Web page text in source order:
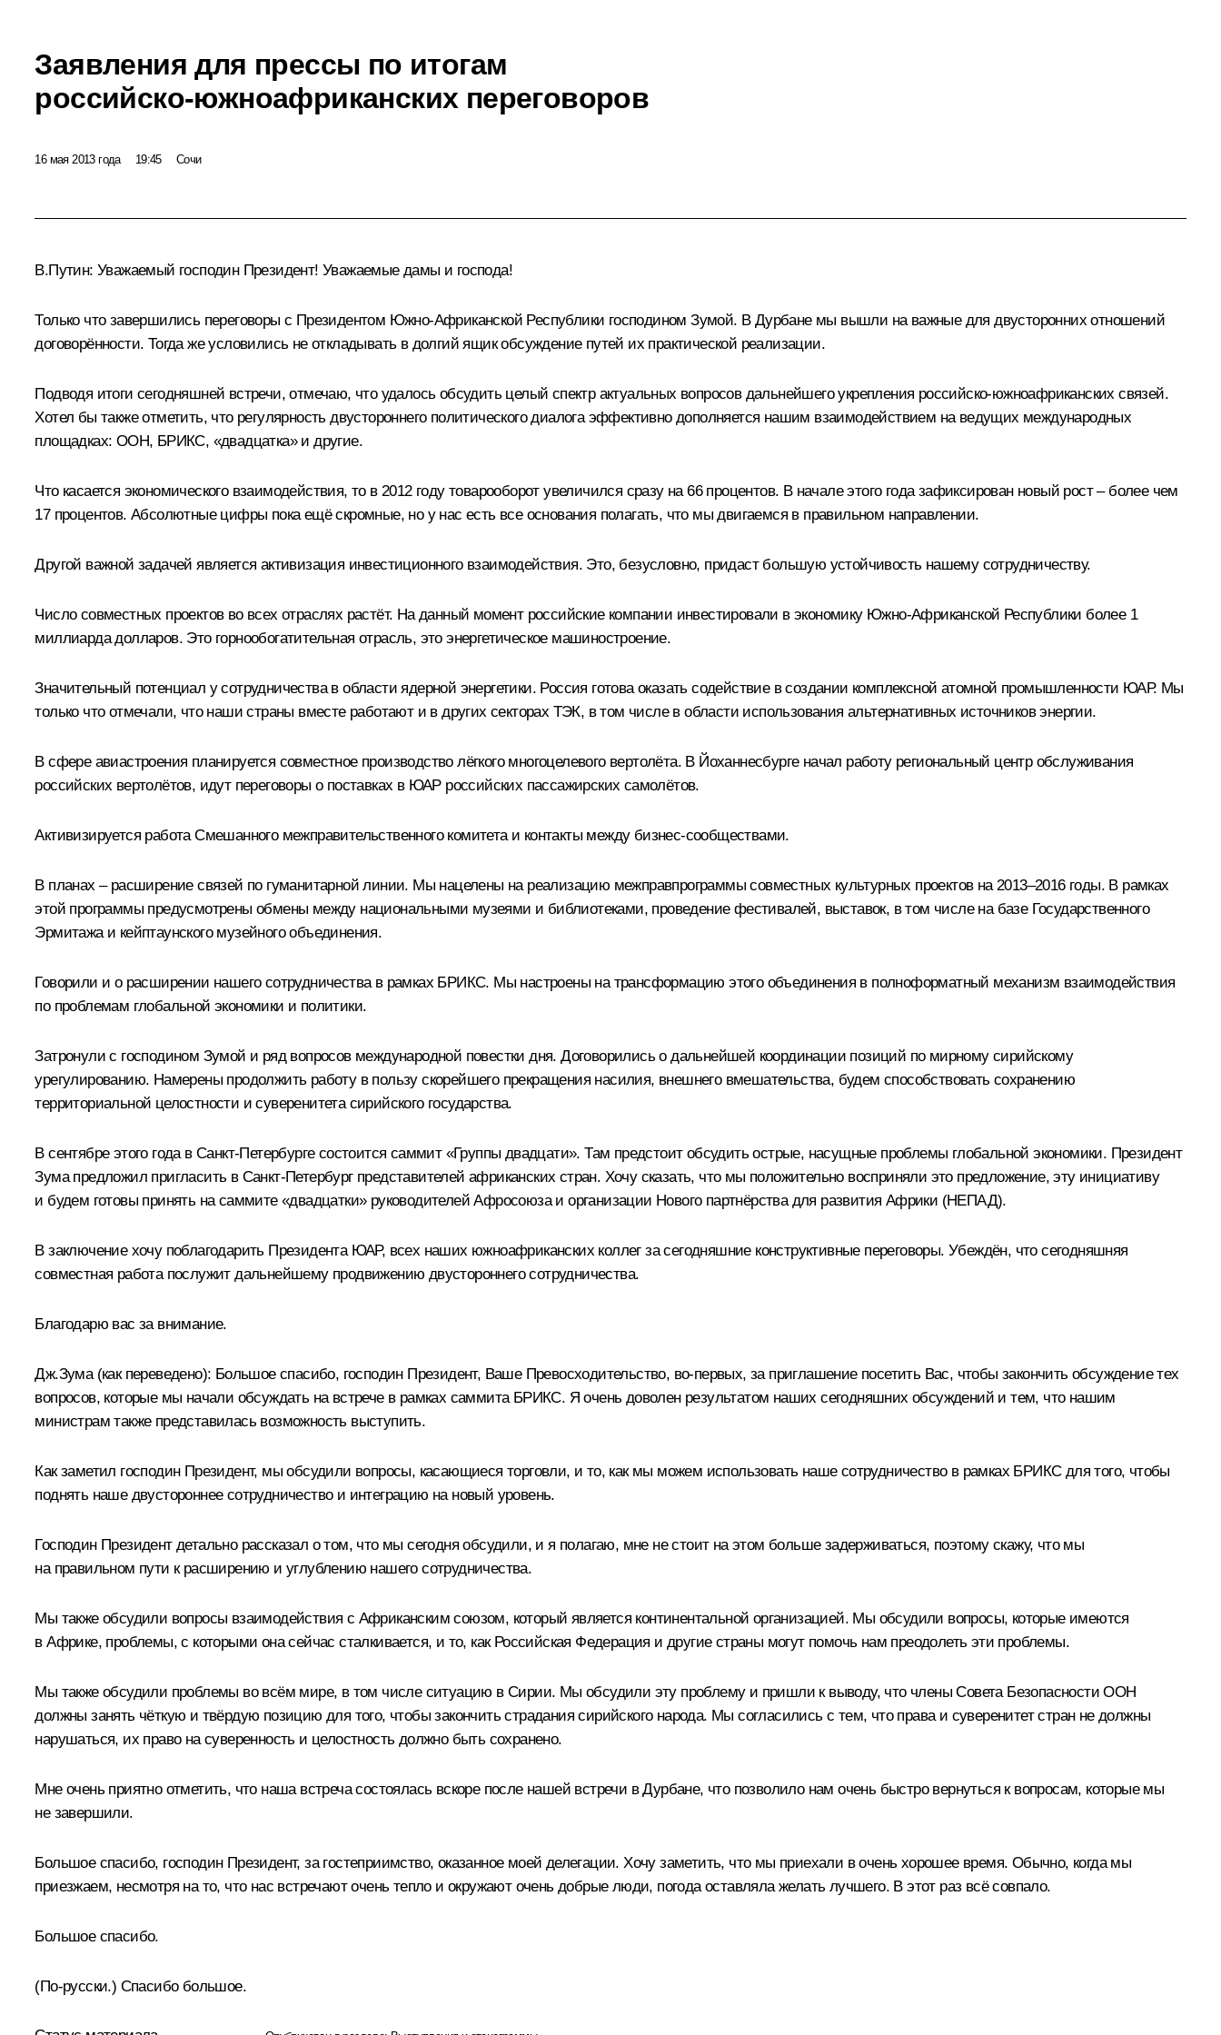
Заявления для прессы по итогам
российско-южноафриканских переговоров
16 мая 2013 года 19:45 Сочи
В.Путин: Уважаемый господин Президент! Уважаемые дамы и господа!
Только что завершились переговоры с Президентом Южно-Африканской Республики господином Зумой. В Дурбане мы вышли на важные для двусторонних отношений
договорённости. Тогда же условились не откладывать в долгий ящик обсуждение путей их практической реализации.
Подводя итоги сегодняшней встречи, отмечаю, что удалось обсудить целый спектр актуальных вопросов дальнейшего укрепления российско-южноафриканских связей.
Хотел бы также отметить, что регулярность двустороннего политического диалога эффективно дополняется нашим взаимодействием на ведущих международных
площадках: ООН, БРИКС, «двадцатка» и другие.
Что касается экономического взаимодействия, то в 2012 году товарооборот увеличился сразу на 66 процентов. В начале этого года зафиксирован новый рост – более чем
17 процентов. Абсолютные цифры пока ещё скромные, но у нас есть все основания полагать, что мы двигаемся в правильном направлении.
Другой важной задачей является активизация инвестиционного взаимодействия. Это, безусловно, придаст большую устойчивость нашему сотрудничеству.
Число совместных проектов во всех отраслях растёт. На данный момент российские компании инвестировали в экономику Южно-Африканской Республики более 1
миллиарда долларов. Это горнообогатительная отрасль, это энергетическое машиностроение.
Значительный потенциал у сотрудничества в области ядерной энергетики. Россия готова оказать содействие в создании комплексной атомной промышленности ЮАР. Мы
только что отмечали, что наши страны вместе работают и в других секторах ТЭК, в том числе в области использования альтернативных источников энергии.
В сфере авиастроения планируется совместное производство лёгкого многоцелевого вертолёта. В Йоханнесбурге начал работу региональный центр обслуживания
российских вертолётов, идут переговоры о поставках в ЮАР российских пассажирских самолётов.
Активизируется работа Смешанного межправительственного комитета и контакты между бизнес-сообществами.
В планах – расширение связей по гуманитарной линии. Мы нацелены на реализацию межправпрограммы совместных культурных проектов на 2013–2016 годы. В рамках
этой программы предусмотрены обмены между национальными музеями и библиотеками, проведение фестивалей, выставок, в том числе на базе Государственного
Эрмитажа и кейптаунского музейного объединения.
Говорили и о расширении нашего сотрудничества в рамках БРИКС. Мы настроены на трансформацию этого объединения в полноформатный механизм взаимодействия
по проблемам глобальной экономики и политики.
Затронули с господином Зумой и ряд вопросов международной повестки дня. Договорились о дальнейшей координации позиций по мирному сирийскому
урегулированию. Намерены продолжить работу в пользу скорейшего прекращения насилия, внешнего вмешательства, будем способствовать сохранению
территориальной целостности и суверенитета сирийского государства.
В сентябре этого года в Санкт-Петербурге состоится саммит «Группы двадцати». Там предстоит обсудить острые, насущные проблемы глобальной экономики. Президент
Зума предложил пригласить в Санкт-Петербург представителей африканских стран. Хочу сказать, что мы положительно восприняли это предложение, эту инициативу
и будем готовы принять на саммите «двадцатки» руководителей Афросоюза и организации Нового партнёрства для развития Африки (НЕПАД).
В заключение хочу поблагодарить Президента ЮАР, всех наших южноафриканских коллег за сегодняшние конструктивные переговоры. Убеждён, что сегодняшняя
совместная работа послужит дальнейшему продвижению двустороннего сотрудничества.
Благодарю вас за внимание.
Дж.Зума (как переведено): Большое спасибо, господин Президент, Ваше Превосходительство, во‑первых, за приглашение посетить Вас, чтобы закончить обсуждение тех
вопросов, которые мы начали обсуждать на встрече в рамках саммита БРИКС. Я очень доволен результатом наших сегодняшних обсуждений и тем, что нашим
министрам также представилась возможность выступить.
Как заметил господин Президент, мы обсудили вопросы, касающиеся торговли, и то, как мы можем использовать наше сотрудничество в рамках БРИКС для того, чтобы
поднять наше двустороннее сотрудничество и интеграцию на новый уровень.
Господин Президент детально рассказал о том, что мы сегодня обсудили, и я полагаю, мне не стоит на этом больше задерживаться, поэтому скажу, что мы
на правильном пути к расширению и углублению нашего сотрудничества.
Мы также обсудили вопросы взаимодействия с Африканским союзом, который является континентальной организацией. Мы обсудили вопросы, которые имеются
в Африке, проблемы, с которыми она сейчас сталкивается, и то, как Российская Федерация и другие страны могут помочь нам преодолеть эти проблемы.
Мы также обсудили проблемы во всём мире, в том числе ситуацию в Сирии. Мы обсудили эту проблему и пришли к выводу, что члены Совета Безопасности ООН
должны занять чёткую и твёрдую позицию для того, чтобы закончить страдания сирийского народа. Мы согласились с тем, что права и суверенитет стран не должны
нарушаться, их право на суверенность и целостность должно быть сохранено.
Мне очень приятно отметить, что наша встреча состоялась вскоре после нашей встречи в Дурбане, что позволило нам очень быстро вернуться к вопросам, которые мы
не завершили.
Большое спасибо, господин Президент, за гостеприимство, оказанное моей делегации. Хочу заметить, что мы приехали в очень хорошее время. Обычно, когда мы
приезжаем, несмотря на то, что нас встречают очень тепло и окружают очень добрые люди, погода оставляла желать лучшего. В этот раз всё совпало.
Большое спасибо.
(По‑русски.) Спасибо большое.